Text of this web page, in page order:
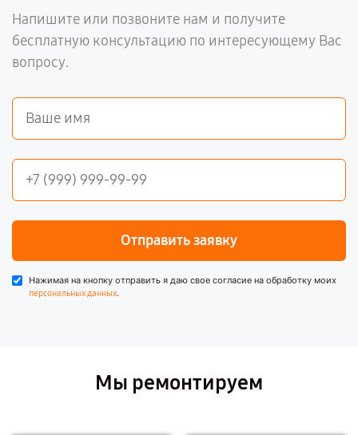
Напишите или позвоните нам и получите
бесплатную консультацию по интересующему Вас
вопросу.
Отправить заявку
Нажимая на кнопку отправить я даю свое согласие на обработку моих
персональных данных.
Мы ремонтируем